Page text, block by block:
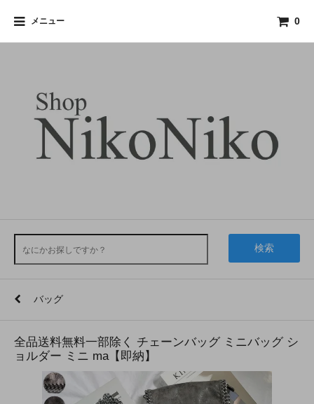
メニュー 0
検索
バッグ
全品送料無料一部除く チェーンバッグ ミニバッグ シ
ョルダー ミニ ma【即納】